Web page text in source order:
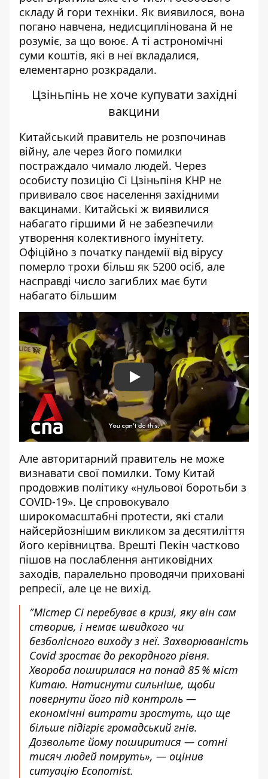
складу й гори техніки. Як виявилося, вона
погано навчена, недисциплінована й не
розуміє, за що воює. А ті астрономічні
суми коштів, які в неї вкладалися,
елементарно розкрадали.
Цзіньпінь не хоче купувати західні
вакцини
Китайський правитель не розпочинав
війну, але через його помилки
постраждало чимало людей. Через
особисту позицію Сі Цзіньпіня КНР не
прививало своє населення західними
вакцинами. Китайські ж виявилися
набагато гіршими й не забезпечили
утворення колективного імунітету.
Офіційно з початку пандемії від вірусу
померло трохи більш як 5200 осіб, але
насправді число загиблих має бути
набагато більшим
Play
Але авторитарний правитель не може
визнавати свої помилки. Тому Китай
продовжив політику «нульової боротьби з
COVID-19». Це спровокувало
широкомасштабні протести, які стали
найсерйознішим викликом за десятиліття
його керівництва. Врешті Пекін частково
пішов на послаблення антиковідних
заходів, паралельно проводячи приховані
репресії, але це не вихід.
″Містер Сі перебуває в кризі, яку він сам
створив, і немає швидкого чи
безболісного виходу з неї. Захворюваність
Covid зростає до рекордного рівня.
Хвороба поширилася на понад 85 % міст
Китаю. Натиснути сильніше, щоби
повернути його під контроль —
економічні витрати зростуть, що ще
більше підігріє громадський гнів.
Дозвольте йому поширитися — сотні
тисяч людей помруть», — оцінив
ситуацію Economist.